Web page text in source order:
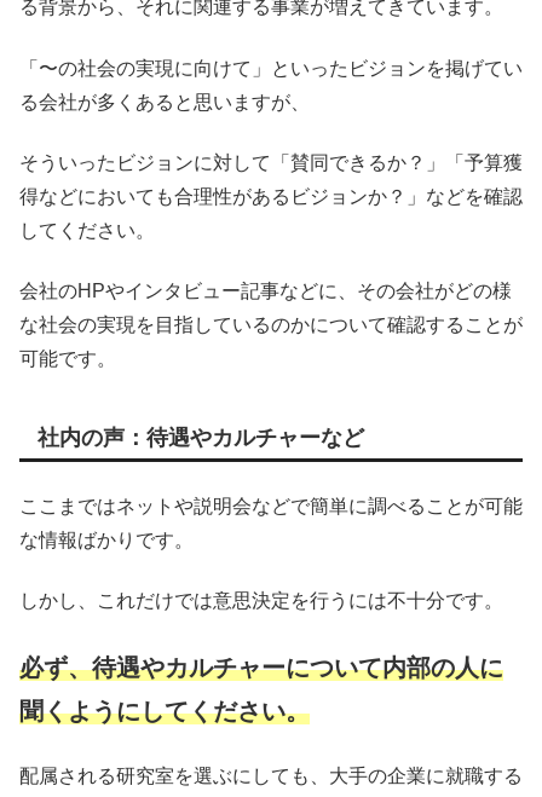
る背景から、それに関連する事業が増えてきています。
「〜の社会の実現に向けて」といったビジョンを掲げてい
る会社が多くあると思いますが、
そういったビジョンに対して「賛同できるか？」「予算獲
得などにおいても合理性があるビジョンか？」などを確認
してください。
会社のHPやインタビュー記事などに、その会社がどの様
な社会の実現を目指しているのかについて確認することが
可能です。
社内の声：待遇やカルチャーなど
ここまではネットや説明会などで簡単に調べることが可能
な情報ばかりです。
しかし、これだけでは意思決定を行うには不十分です。
必ず、待遇やカルチャーについて内部の人に
聞くようにしてください。
配属される研究室を選ぶにしても、大手の企業に就職する